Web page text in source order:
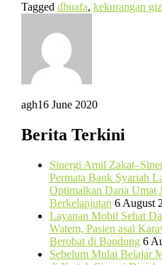
Tagged dhuafa, kekurangan
agh16 June 2020
Berita Terkini
Sinergi Amil
Permata Bank Syariah
Optimalkan Dana Umat
Berkelanjutan 6 August
Layanan Mobil Sehat
Watem, Pasien asal
Berobat di Bandung 6
Sebelum Mulai Belajar